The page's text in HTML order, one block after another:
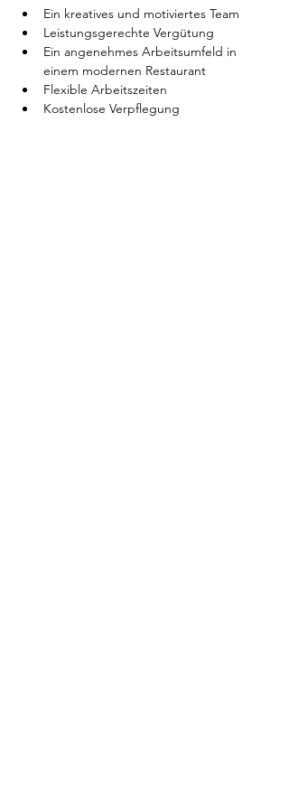
Ein kreatives und motiviertes Team
Leistungsgerechte Vergütung
Ein angenehmes Arbeitsumfeld in
einem modernen Restaurant
Flexible Arbeitszeiten
Kostenlose Verpflegung